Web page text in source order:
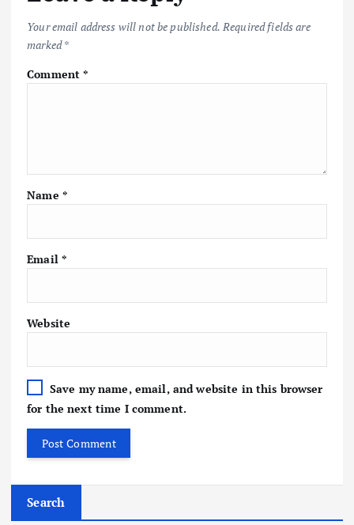
Your email address will not be published. Required fields are
marked*
Comment*
Name *
Email *
Website
Save my name, email, and website in this browser
for the next time I comment.
Search